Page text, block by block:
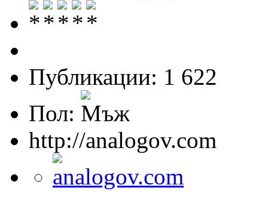
Публикации: 1 622
Пол:
http://analogov.com